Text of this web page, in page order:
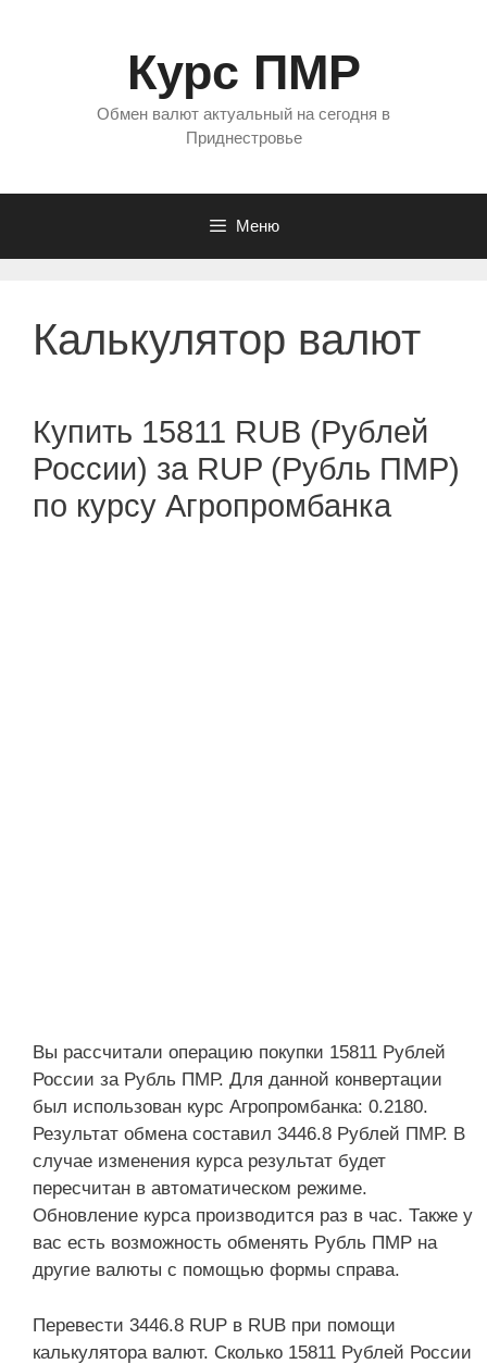
Курс ПМР
Обмен валют актуальный на сегодня в
Приднестровье
Меню
Калькулятор валют
Купить 15811 RUB (Рублей
России) за RUP (Рубль ПМР)
по курсу Агропромбанка
Вы рассчитали операцию покупки 15811 Рублей
России за Рубль ПМР. Для данной конвертации
был использован курс Агропромбанка: 0.2180.
Результат обмена составил 3446.8 Рублей ПМР. В
случае изменения курса результат будет
пересчитан в автоматическом режиме.
Обновление курса производится раз в час. Также у
вас есть возможность обменять Рубль ПМР на
другие валюты с помощью формы справа.
Перевести 3446.8 RUP в RUB при помощи
калькулятора валют. Сколько 15811 Рублей России